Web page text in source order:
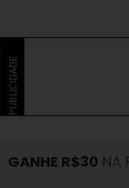
PUBLICIDADE
GANHE R$30 NA